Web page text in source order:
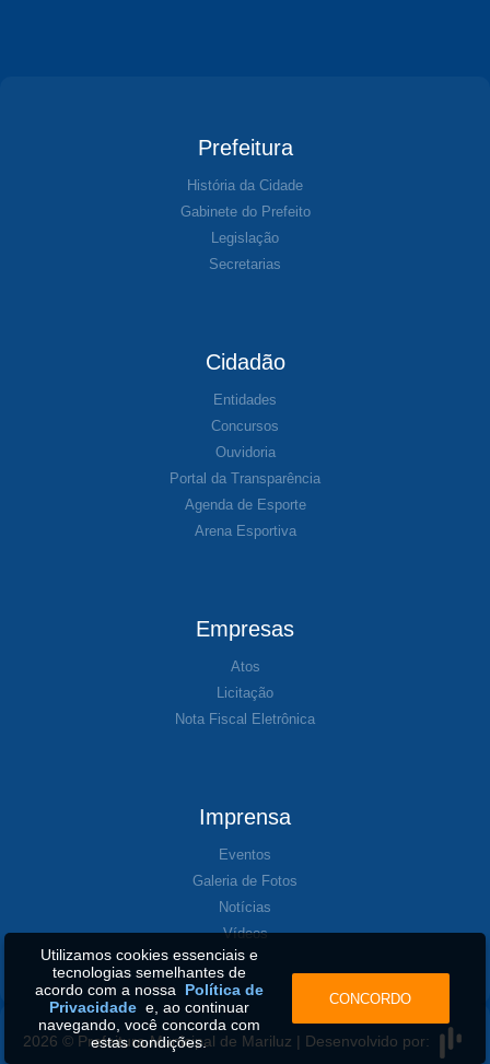
Prefeitura
História da Cidade
Gabinete do Prefeito
Legislação
Secretarias
Cidadão
Entidades
Concursos
Ouvidoria
Portal da Transparência
Agenda de Esporte
Arena Esportiva
Empresas
Atos
Licitação
Nota Fiscal Eletrônica
Imprensa
Eventos
Galeria de Fotos
Notícias
Vídeos
2026 © Prefeitura Municipal de Mariluz | Desenvolvido por:
Utilizamos cookies essenciais e
tecnologias semelhantes de
acordo com a nossa Política de
Privacidadee, ao continuar
navegando, você concorda com
estas condições.
CONCORDO